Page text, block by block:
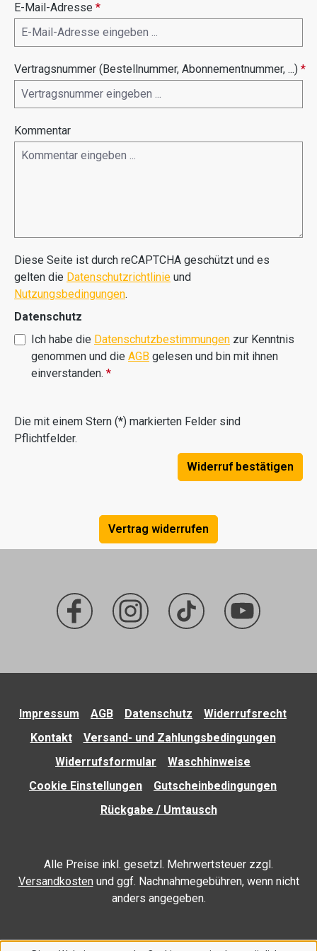
E-Mail-Adresse *
Vertragsnummer (Bestellnummer, Abonnementnummer, ...) *
Kommentar
Diese Seite ist durch reCAPTCHA geschützt und es
gelten die Datenschutzrichtlinie und
Nutzungsbedingungen.
Datenschutz
Ich habe die Datenschutzbestimmungen zur Kenntnis
genommen und die AGB gelesen und bin mit ihnen
einverstanden. *
Die mit einem Stern (*) markierten Felder sind
Pflichtfelder.
Widerruf bestätigen
Vertrag widerrufen
Impressum AGB Datenschutz
Widerrufsrecht
Kontakt
Versand- und Zahlungsbedingungen
Widerrufsformular
Waschhinweise
Cookie Einstellungen
Gutscheinbedingungen
Rückgabe / Umtausch
Alle Preise inkl. gesetzl. Mehrwertsteuer zzgl.
Versandkostenund ggf. Nachnahmegebühren, wenn nicht
anders angegeben.